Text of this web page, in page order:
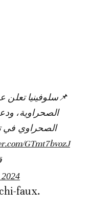
📌سلوفينيا تعلن
الصحراوية،
الصحراوي في
GTmt7bvozJ
faux.